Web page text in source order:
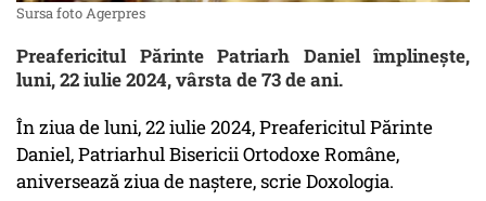
Sursa foto Agerpres
Preafericitul Părinte Patriarh Daniel împlinește,
luni, 22 iulie 2024, vârsta de 73 de ani.
În ziua de luni, 22 iulie 2024, Preafericitul Părinte
Daniel, Patriarhul Bisericii Ortodoxe Române,
aniversează ziua de naștere, scrie Doxologia.